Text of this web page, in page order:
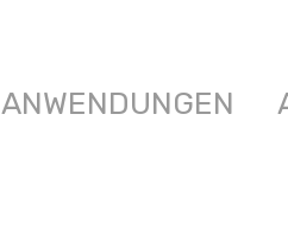
ANWENDUNGEN